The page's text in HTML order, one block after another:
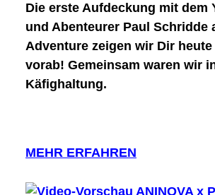
Die erste Aufdeckung mit dem
und Abenteurer Paul Schridde
Adventure zeigen wir Dir
vorab! Gemeinsam waren wir
Käfighaltung.
MEHR ERFAHREN